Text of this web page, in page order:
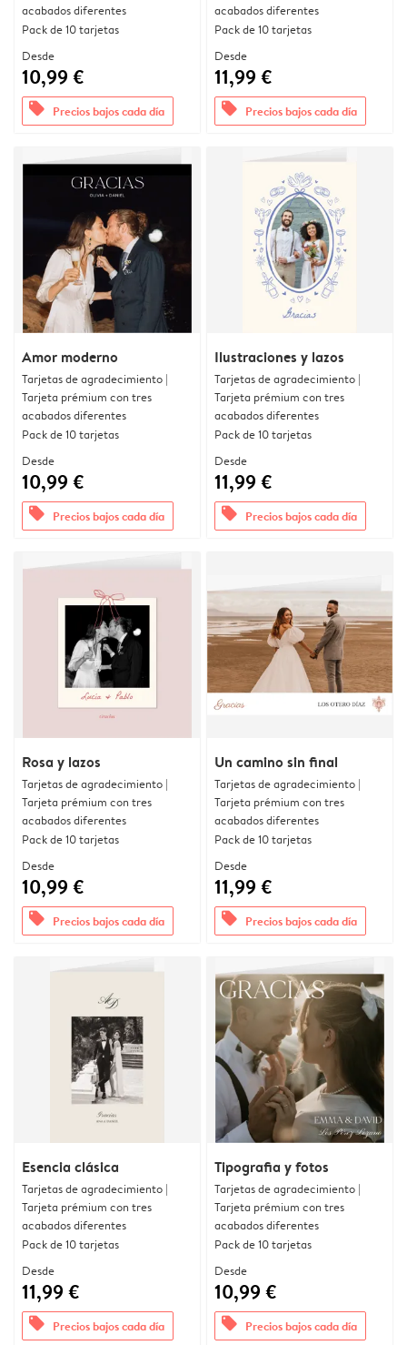
acabados diferentes
Pack de 10 tarjetas
Desde
10,99 €
offers Precios bajos cada día
acabados diferentes
Pack de 10 tarjetas
Desde
11,99 €
offers Precios bajos cada día
Amor moderno
Tarjetas de agradecimiento |
Tarjeta prémium con tres
acabados diferentes
Pack de 10 tarjetas
Desde
10,99 €
offers Precios bajos cada día
Ilustraciones y lazos
Tarjetas de agradecimiento |
Tarjeta prémium con tres
acabados diferentes
Pack de 10 tarjetas
Desde
11,99 €
offers Precios bajos cada día
Rosa y lazos
Tarjetas de agradecimiento |
Tarjeta prémium con tres
acabados diferentes
Pack de 10 tarjetas
Desde
10,99 €
offers Precios bajos cada día
Un camino sin final
Tarjetas de agradecimiento |
Tarjeta prémium con tres
acabados diferentes
Pack de 10 tarjetas
Desde
11,99 €
offers Precios bajos cada día
Esencia clásica
Tarjetas de agradecimiento |
Tarjeta prémium con tres
acabados diferentes
Pack de 10 tarjetas
Desde
11,99 €
offers Precios bajos cada día
Tipografia y fotos
Tarjetas de agradecimiento |
Tarjeta prémium con tres
acabados diferentes
Pack de 10 tarjetas
Desde
10,99 €
offers Precios bajos cada día